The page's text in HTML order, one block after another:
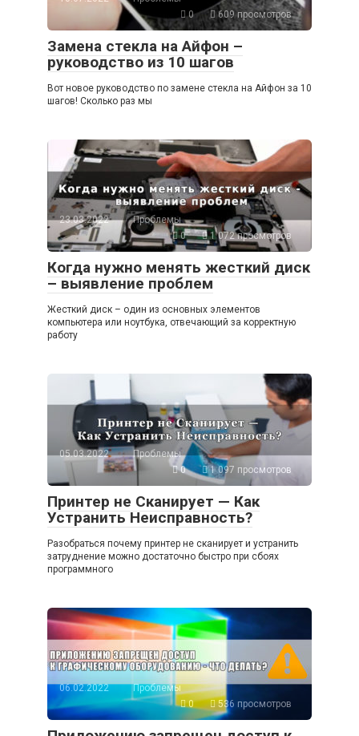
0
609 просмотров
Замена стекла на Айфон –
руководство из 10 шагов
Вот новое руководство по замене стекла на Айфон за 10
шагов! Сколько раз мы
23.03.2022
Проблемы
0
1 072 просмотров
Когда нужно менять жесткий диск
– выявление проблем
Жесткий диск – один из основных элементов
компьютера или ноутбука, отвечающий за корректную
работу
05.03.2022
Проблемы
0
1 097 просмотров
Принтер не Сканирует — Как
Устранить Неисправность?
Разобраться почему принтер не сканирует и устранить
затруднение можно достаточно быстро при сбоях
программного
06.02.2022
Проблемы
0
536 просмотров